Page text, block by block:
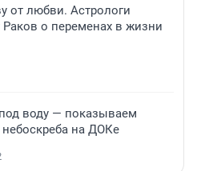
от любви. Астрологи
о переменах в жизни
воду — показываем
на ДОКе